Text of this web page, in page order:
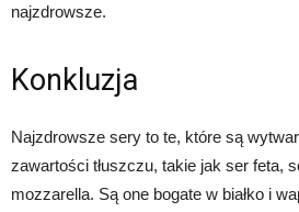
najzdrowsze.
Konkluzja
Najzdrowsze sery to te, które są
zawartości tłuszczu, takie jak ser feta,
mozzarella. Są one bogate w białko i